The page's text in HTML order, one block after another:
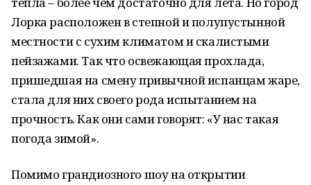
Лорка расположен в степной и полупустынной
местности с сухим климатом и скалистыми
пейзажами. Так что освежающая прохлада,
пришедшая на смену привычной испанцам жаре,
стала для них своего рода испытанием на
прочность. Как они сами говорят: «У нас такая
погода зимой».
Помимо грандиозного шоу на открытии